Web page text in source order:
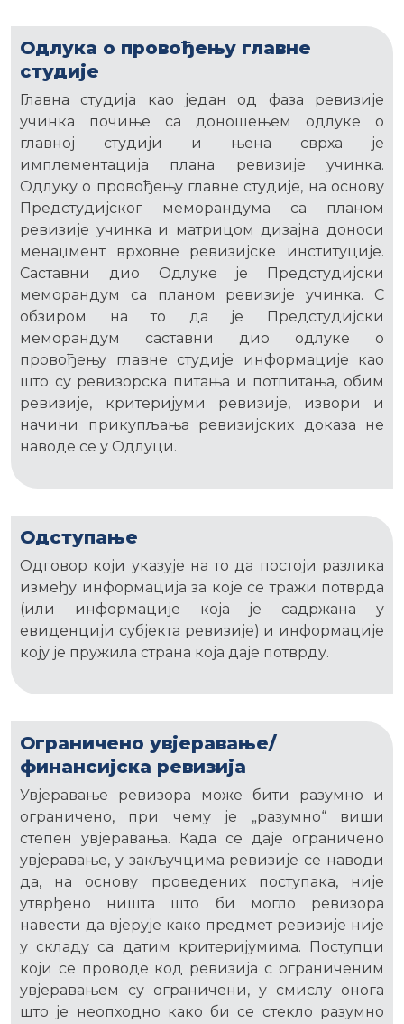
Одлука о провођењу главне
студије
Главна студија као један од фаза ревизије
учинка почиње са доношењем одлуке о
главној студији и њена сврха је
имплементација плана ревизије учинка.
Одлуку о провођењу главне студије, на основу
Предстудијског меморандума са планом
ревизије учинка и матрицом дизајна доноси
менаџмент врховне ревизијске институције.
Саставни дио Одлуке је Предстудијски
меморандум са планом ревизије учинка. С
обзиром на то да је Предстудијски
меморандум саставни дио одлуке о
провођењу главне студије информације као
што су ревизорска питања и потпитања, обим
ревизије, критеријуми ревизије, извори и
начини прикупљања ревизијских доказа не
наводе се у Одлуци.
Одступање
Одговор који указује на то да постоји разлика
између информација за које се тражи потврда
(или информације која је садржана у
евиденцији субјекта ревизије) и информације
коју је пружила страна која даје потврду.
Ограничено увјеравање/
финансијска ревизија
Увјеравање ревизора може бити разумно и
ограничено, при чему је „разумно“ виши
степен увјеравања. Када се даје ограничено
увјеравање, у закључцима ревизије се наводи
да, на основу проведених поступака, није
утврђено ништа што би могло ревизора
навести да вјерује како предмет ревизије није
у складу са датим критеријумима. Поступци
који се проводе код ревизија с ограниченим
увјеравањем су ограничени, у смислу онога
што је неопходно како би се стекло разумно